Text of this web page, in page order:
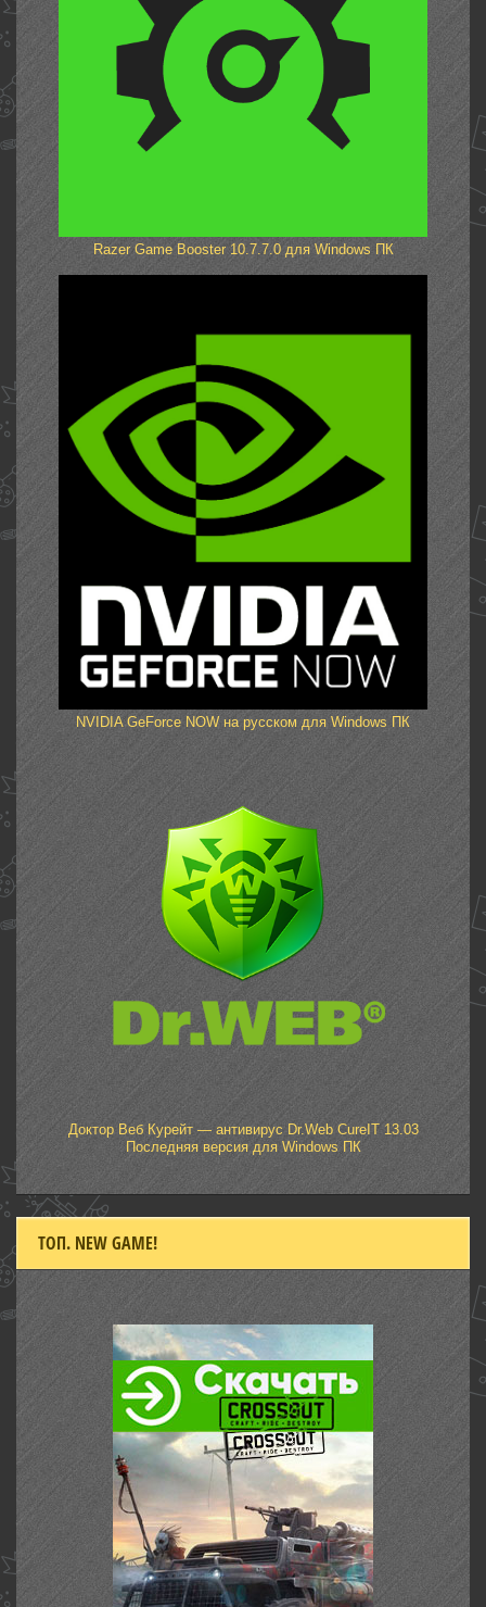
Razer Game Booster 10.7.7.0 для Windows ПК
NVIDIA GeForce NOW на русском для Windows ПК
Доктор Веб Курейт — антивирус Dr.Web CureIT 13.03
Последняя версия для Windows ПК
ТОП. NEW GAME!